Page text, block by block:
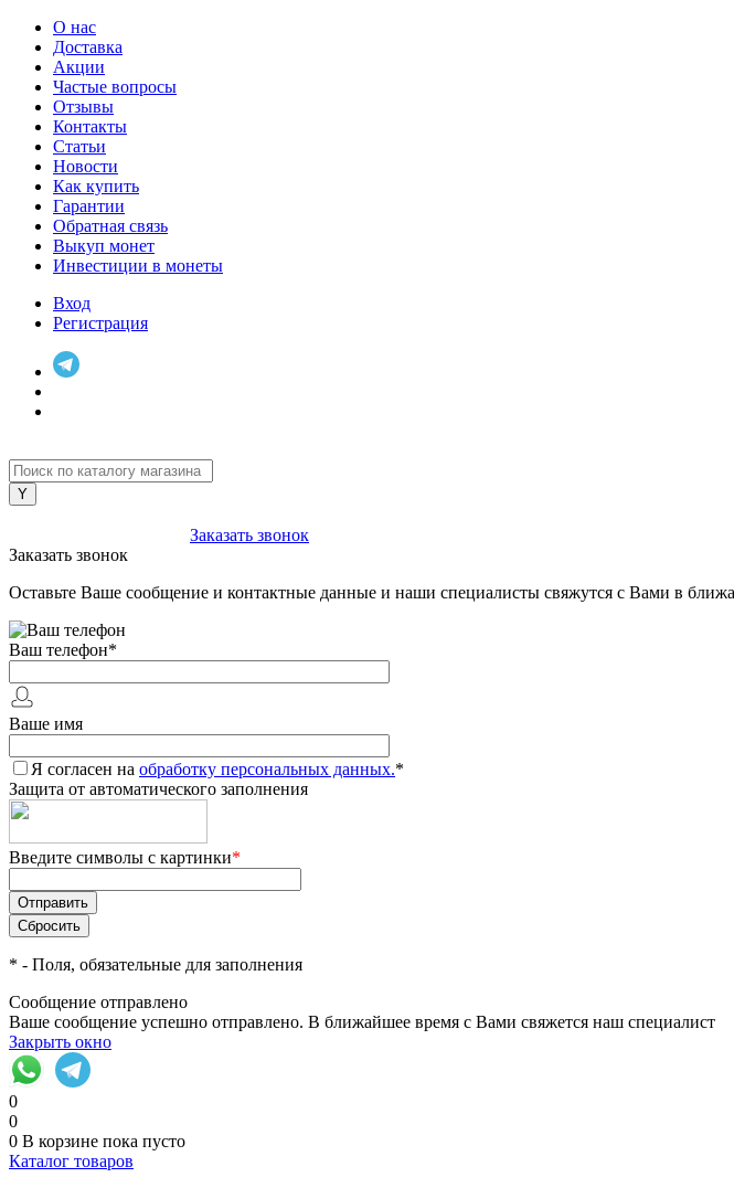
О нас
Доставка
Акции
Частые вопросы
Отзывы
Контакты
Статьи
Новости
Как купить
Гарантии
Обратная связь
Выкуп монет
Инвестиции в монеты
Вход
Регистрация
Заказать звонок
Заказать звонок
Оставьте Ваше сообщение и контактные данные и наши специалисты свяжутся с Вами в
Ваш телефон*
Ваше имя
Я согласен на обработку персональных данных.*
Защита от автоматического заполнения
Введите символы с картинки*
* - Поля, обязательные для заполнения
Сообщение отправлено
Ваше сообщение успешно отправлено. В ближайшее время с Вами свяжется наш специалист
Закрыть окно
0
0
0 В корзине пока пусто
Каталог товаров